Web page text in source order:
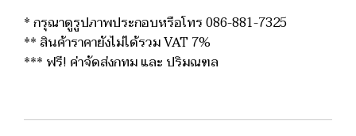
* กรุณาดูรูปภาพประกอบหรือโทร 086-881-7325
** สินค้าราคายังไม่ได้รวม VAT 7%
*** ฟรี! ค่าจัดส่งกทม และ ปริมณฑล